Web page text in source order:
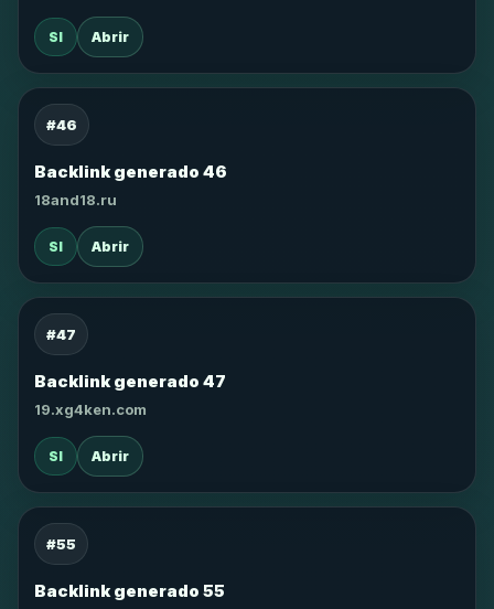
SI Abrir
#46
Backlink generado 46
18and18.ru
SI Abrir
#47
Backlink generado 47
19.xg4ken.com
SI Abrir
#55
Backlink generado 55